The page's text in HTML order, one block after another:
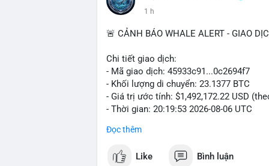
1 h
🚨 CẢNH BÁO WHALE ALERT - GIAO
Chi tiết giao dịch:
- Mã giao dịch: 45933c91...0c2694f7
- Khối lượng di chuyển: 23.1377 BTC
- Giá trị ước tính: $1,492,172.22 USD
- Thời gian: 20:19:53 2026-08-06 UTC
Nhận định phân tích hành vi của Cá voi
tiền đáng chú ý nhưng chưa đến mức
Đọc thêm
Like Bình luận